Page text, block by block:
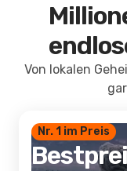
Von lokalen
Nr. 1 im Preis